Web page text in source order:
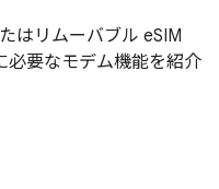
はリムーバブル eSIM
必要なモデム機能を紹介